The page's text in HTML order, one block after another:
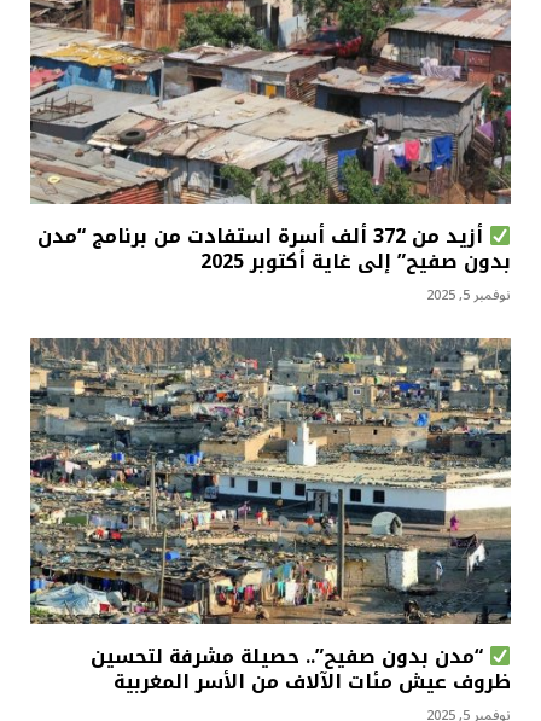
أزيد من 372 ألف أسرة استفادت من برنامج “مدن
بدون صفيح” إلى غاية أكتوبر 2025
نوفمبر 5, 2025
“مدن بدون صفيح”.. حصيلة مشرفة لتحسين
ظروف عيش مئات الآلاف من الأسر المغربية